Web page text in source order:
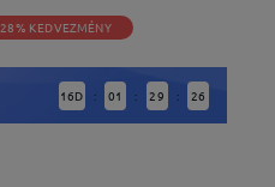
28% KEDVEZMÉNY
16D : 01 : 29 : 24